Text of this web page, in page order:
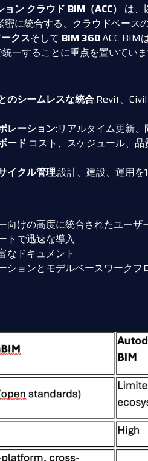
ン クラウド BIM（ACC） は、
に統合する、クラウドベース
クスそして BIM 360.ACC BIM
一することに重点を置いていま
のシームレスな統合:Revit、
レーション:リアルタイム更新、
ード:コスト、スケジュール、
イクル管理:設計、建設、運用
向けの高度に統合されたユーザ
トで迅速な導入
なドキュメント
ションとモデルベースワークフ